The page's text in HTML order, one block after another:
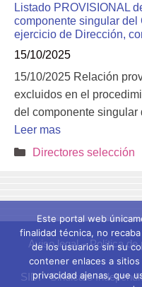
Listado PROVISIONAL
componente singular
ejercicio de Dirección,
15/10/2025
15/10/2025 Relación
excluidos en el
del componente
Leer mas
Categorías
Directores selección
Aviso legal–Política de
SIDI - Sindicato
Este portal web
finalidad técnica, no
de los usuarios sin su
contener enlaces a
privacidad ajenas, que